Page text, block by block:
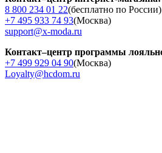
8 800 234 01 22(бесплатно по России)
+7 495 933 74 93(Москва)
support@x-moda.ru
Контакт–центр программы
+7 499 929 04 90(Москва)
Loyalty@hcdom.ru